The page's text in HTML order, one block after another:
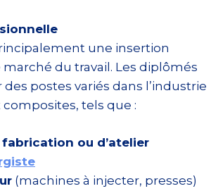
une insertion
du travail. Les diplômés
postes variés dans l’industrie
tels que :
ou d’atelier
(machines à injecter, presses)